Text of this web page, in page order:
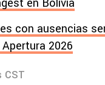
con ausencias
2026
CST